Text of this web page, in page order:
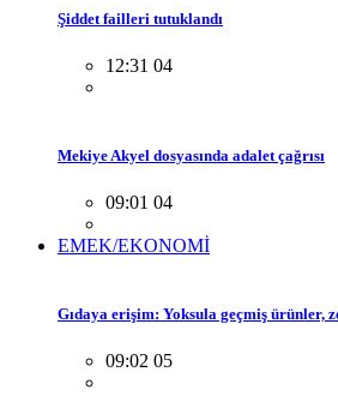
Şiddet failleri tutuklandı
12:31 04
Mekiye Akyel dosyasında adalet çağrısı
09:01 04
EMEK/EKONOMİ
Gıdaya erişim: Yoksula geçmiş ürünler,
09:02 05